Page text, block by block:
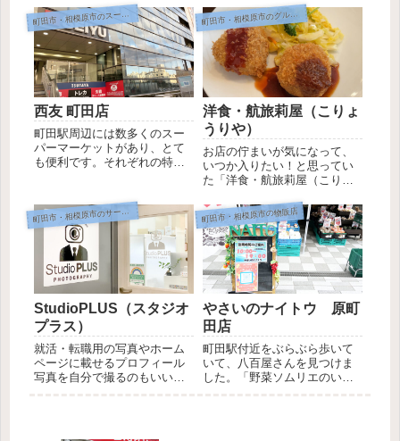
るからです。小田急町田駅直
近にある「まちだ名産品の店
心和」なら出かける直前でも
町田の名産品をいろいろ買う
ことが...
れ！」と多くの方から推薦さ
れている、 焼き小籠包の店
「小陽生煎饅頭屋（しょうよ
うせんちんまんじゅうや）」
の小籠包をテイクアウトして
食べまし...
町 田市・相模原市のスーパーマーケット
西友 町田店
町田駅周辺には数多くのスー
パーマーケットがあり、とて
も便利です。それぞれの特徴
田駅から徒歩3分ほどのところ
にある 西友 町田店です。町田
市のスーパーマーケット 西友
町田店の特徴西友町田店...
町
田市・相模原市のグルメ情報
洋食・航旅莉屋（こりょ
うりや）
お店の佇まいが気になって、
いつか入りたい！と思ってい
た「洋食・航旅莉屋（こりょ
ンチを楽しんできました。洋
食・航旅莉屋（こりょうり
や）さんのランチ洋食・航旅
莉屋（こりょうりや）さんで
ランチを食べました。2人で行
ったの...
町
田市・相模原市のサービス店
StudioPLUS（スタジオ
プラス）
就活・転職用の写真やホーム
ページに載せるプロフィール
写真を自分で撮るのもいいけ
町田市・相模原市の物販店
やさいのナイトウ 原町
田店
町田駅付近をぶらぶら歩いて
いて、八百屋さんを見つけま
した。「野菜ソムリエのいる